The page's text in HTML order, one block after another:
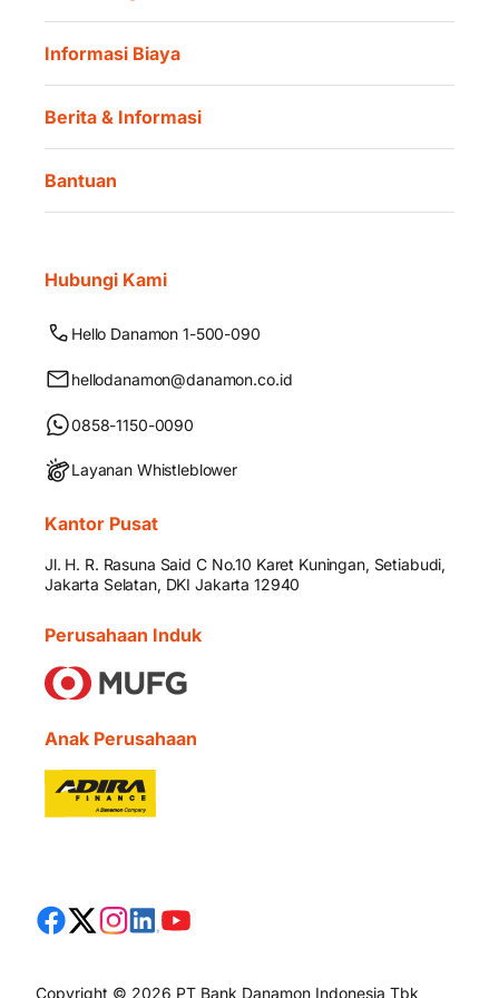
Informasi Biaya
Berita & Informasi
Bantuan
Hubungi Kami
Hello Danamon 1-500-090
hellodanamon@danamon.co.id
0858-1150-0090
Layanan Whistleblower
Kantor Pusat
Jl. H. R. Rasuna Said C No.10 Karet Kuningan, Setiabudi,
Jakarta Selatan, DKI Jakarta 12940
Perusahaan Induk
Anak Perusahaan
Copyright © 2026 PT Bank Danamon Indonesia Tbk